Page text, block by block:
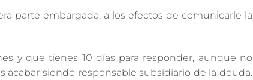
parte embargada, a los efectos de comunicarle la
y que tienes 10 días para responder, aunque no
siendo responsable subsidiario de la deuda.